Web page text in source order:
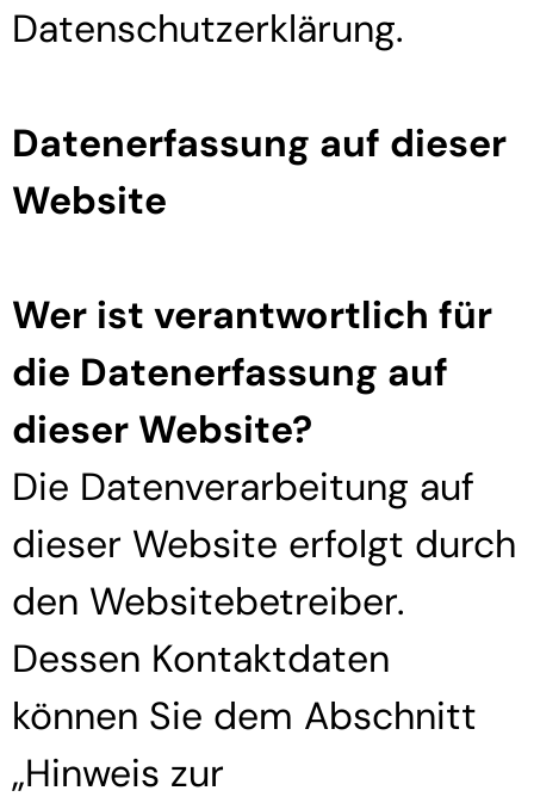
Datenschutzerklärung.
Datenerfassung auf dieser
Website
Wer ist verantwortlich für
die Datenerfassung auf
dieser Website?
Die Datenverarbeitung auf
dieser Website erfolgt durch
den Websitebetreiber.
Dessen Kontaktdaten
können Sie dem Abschnitt
„Hinweis zur